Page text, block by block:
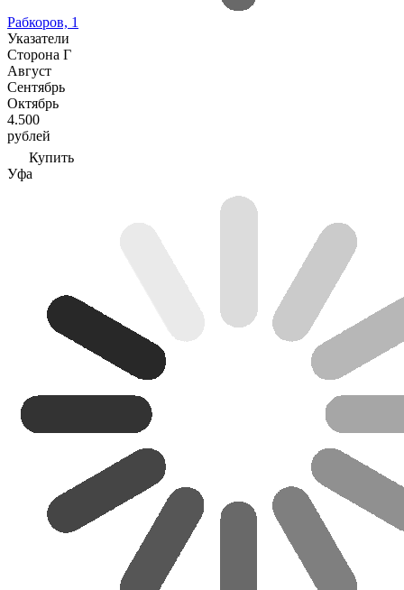
Рабкоров, 1
Указатели
Сторона Г
Август
Сентябрь
Октябрь
4.500
рублей
Купить
Уфа